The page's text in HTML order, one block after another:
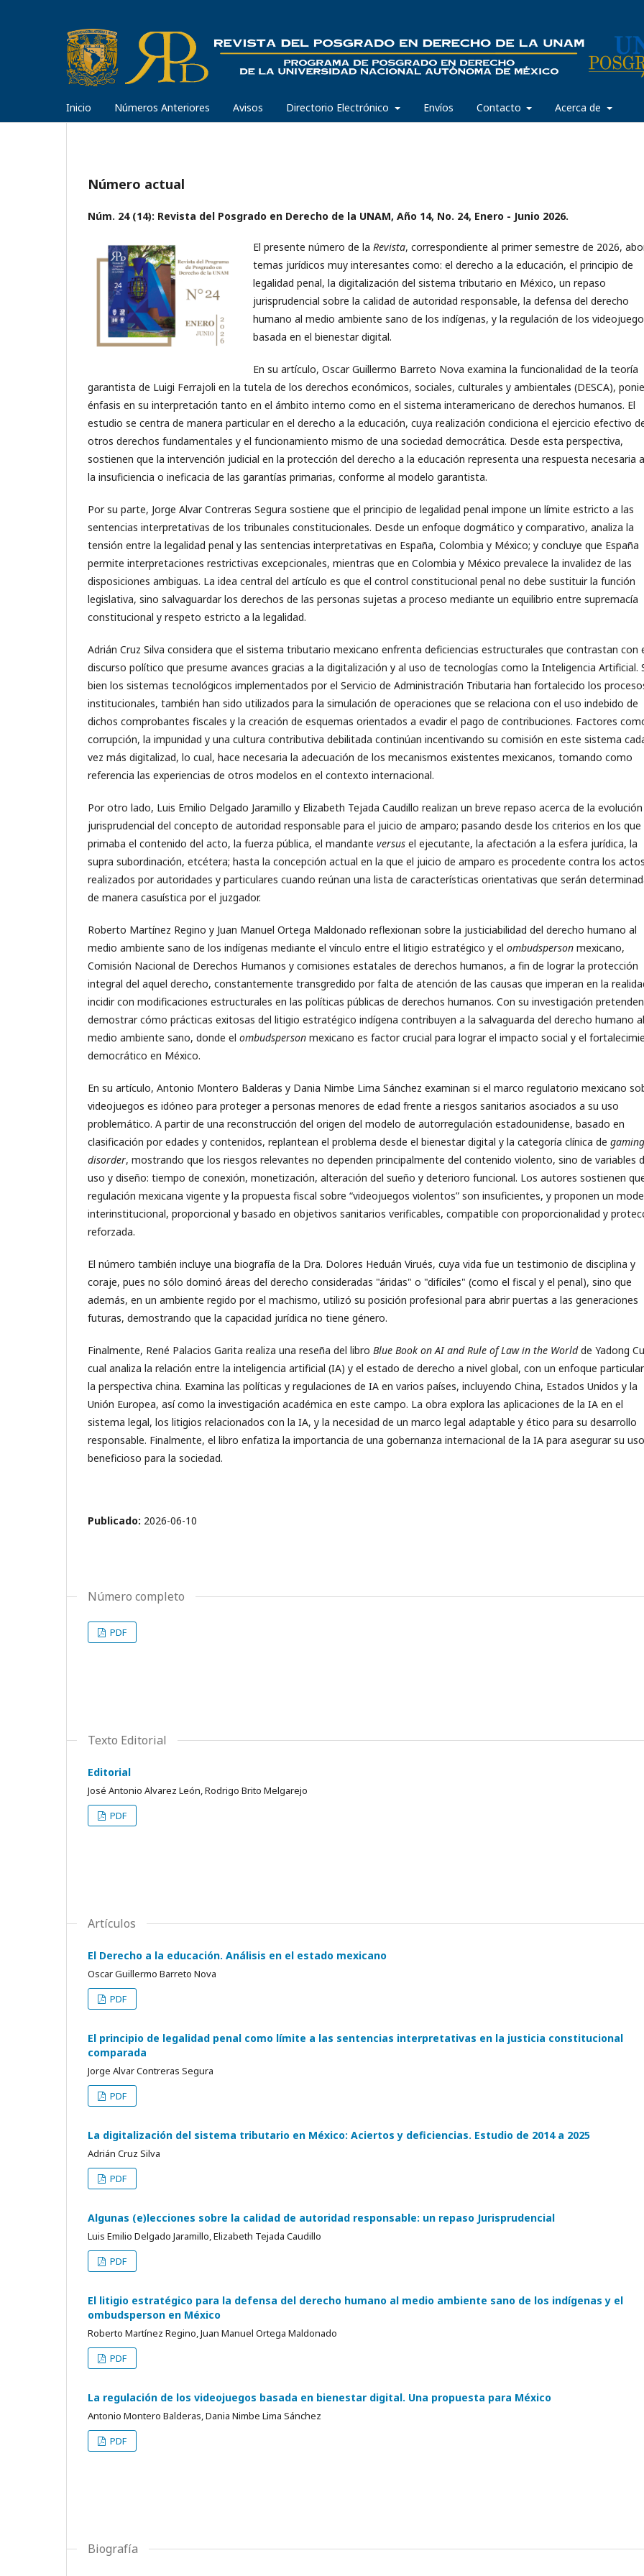
Inicio Números Anteriores Avisos Directorio Electrónico Envíos Contacto Acerca de
Número actual
Núm. 24 (14): Revista del Posgrado en Derecho de la UNAM, Año 14, No. 24, Enero - Junio 2026.
El presente número de la Revista, correspondiente al primer semestre de 2026,
temas jurídicos muy interesantes como: el derecho a la educación, el principio de
legalidad penal, la digitalización del sistema tributario en México, un repaso
jurisprudencial sobre la calidad de autoridad responsable, la defensa del derecho
humano al medio ambiente sano de los indígenas, y la regulación de los
basada en el bienestar digital.
En su artículo, Oscar Guillermo Barreto Nova examina la funcionalidad de la teoría
garantista de Luigi Ferrajoli en la tutela de los derechos económicos, sociales, culturales y ambientales (DESCA),
énfasis en su interpretación tanto en el ámbito interno como en el sistema interamericano de derechos humanos. El
estudio se centra de manera particular en el derecho a la educación, cuya realización condiciona el ejercicio efectivo
otros derechos fundamentales y el funcionamiento mismo de una sociedad democrática. Desde esta perspectiva,
sostienen que la intervención judicial en la protección del derecho a la educación representa una respuesta necesaria
la insuficiencia o ineficacia de las garantías primarias, conforme al modelo garantista.
Por su parte, Jorge Alvar Contreras Segura sostiene que el principio de legalidad penal impone un límite estricto a las
sentencias interpretativas de los tribunales constitucionales. Desde un enfoque dogmático y comparativo, analiza la
tensión entre la legalidad penal y las sentencias interpretativas en España, Colombia y México; y concluye que España
permite interpretaciones restrictivas excepcionales, mientras que en Colombia y México prevalece la invalidez de las
disposiciones ambiguas. La idea central del artículo es que el control constitucional penal no debe sustituir la función
legislativa, sino salvaguardar los derechos de las personas sujetas a proceso mediante un equilibrio entre supremacía
constitucional y respeto estricto a la legalidad.
Adrián Cruz Silva considera que el sistema tributario mexicano enfrenta deficiencias estructurales que contrastan con
discurso político que presume avances gracias a la digitalización y al uso de tecnologías como la Inteligencia Artificial.
bien los sistemas tecnológicos implementados por el Servicio de Administración Tributaria han fortalecido los
institucionales, también han sido utilizados para la simulación de operaciones que se relaciona con el uso indebido de
dichos comprobantes fiscales y la creación de esquemas orientados a evadir el pago de contribuciones. Factores
corrupción, la impunidad y una cultura contributiva debilitada continúan incentivando su comisión en este sistema
vez más digitalizad, lo cual, hace necesaria la adecuación de los mecanismos existentes mexicanos, tomando como
referencia las experiencias de otros modelos en el contexto internacional.
Por otro lado, Luis Emilio Delgado Jaramillo y Elizabeth Tejada Caudillo realizan un breve repaso acerca de la evolución
jurisprudencial del concepto de autoridad responsable para el juicio de amparo; pasando desde los criterios en los que
primaba el contenido del acto, la fuerza pública, el mandante versus el ejecutante, la afectación a la esfera jurídica, la
supra subordinación, etcétera; hasta la concepción actual en la que el juicio de amparo es procedente contra los
realizados por autoridades y particulares cuando reúnan una lista de características orientativas que serán
de manera casuística por el juzgador.
Roberto Martínez Regino y Juan Manuel Ortega Maldonado reflexionan sobre la justiciabilidad del derecho humano al
medio ambiente sano de los indígenas mediante el vínculo entre el litigio estratégico y el ombudsperson mexicano,
Comisión Nacional de Derechos Humanos y comisiones estatales de derechos humanos, a fin de lograr la protección
integral del aquel derecho, constantemente transgredido por falta de atención de las causas que imperan en la
incidir con modificaciones estructurales en las políticas públicas de derechos humanos. Con su investigación pretenden
demostrar cómo prácticas exitosas del litigio estratégico indígena contribuyen a la salvaguarda del derecho humano al
medio ambiente sano, donde el ombudsperson mexicano es factor crucial para lograr el impacto social y el
democrático en México.
En su artículo, Antonio Montero Balderas y Dania Nimbe Lima Sánchez examinan si el marco regulatorio mexicano
videojuegos es idóneo para proteger a personas menores de edad frente a riesgos sanitarios asociados a su uso
problemático. A partir de una reconstrucción del origen del modelo de autorregulación estadounidense, basado en
clasificación por edades y contenidos, replantean el problema desde el bienestar digital y la categoría clínica de gaming
disorder, mostrando que los riesgos relevantes no dependen principalmente del contenido violento, sino de variables
uso y diseño: tiempo de conexión, monetización, alteración del sueño y deterioro funcional. Los autores sostienen
regulación mexicana vigente y la propuesta fiscal sobre “videojuegos violentos” son insuficientes, y proponen un
interinstitucional, proporcional y basado en objetivos sanitarios verificables, compatible con proporcionalidad y
reforzada.
El número también incluye una biografía de la Dra. Dolores Heduán Virués, cuya vida fue un testimonio de disciplina y
coraje, pues no sólo dominó áreas del derecho consideradas "áridas" o "difíciles" (como el fiscal y el penal), sino que
además, en un ambiente regido por el machismo, utilizó su posición profesional para abrir puertas a las generaciones
futuras, demostrando que la capacidad jurídica no tiene género.
Finalmente, René Palacios Garita realiza una reseña del libro Blue Book on AI and Rule of Law in the Worldde Yadong
cual analiza la relación entre la inteligencia artificial (IA) y el estado de derecho a nivel global, con un enfoque
la perspectiva china. Examina las políticas y regulaciones de IA en varios países, incluyendo China, Estados Unidos y la
Unión Europea, así como la investigación académica en este campo. La obra explora las aplicaciones de la IA en el
sistema legal, los litigios relacionados con la IA, y la necesidad de un marco legal adaptable y ético para su desarrollo
responsable. Finalmente, el libro enfatiza la importancia de una gobernanza internacional de la IA para asegurar su uso
beneficioso para la sociedad.
Publicado: 2026-06-10
Número completo
PDF
Texto Editorial
Editorial
José Antonio Alvarez León, Rodrigo Brito Melgarejo
PDF
Artículos
El Derecho a la educación. Análisis en el estado mexicano
Oscar Guillermo Barreto Nova
PDF
El principio de legalidad penal como límite a las sentencias interpretativas en la justicia constitucional
comparada
Jorge Alvar Contreras Segura
PDF
La digitalización del sistema tributario en México: Aciertos y deficiencias. Estudio de 2014 a 2025
Adrián Cruz Silva
PDF
Algunas (e)lecciones sobre la calidad de autoridad responsable: un repaso Jurisprudencial
Luis Emilio Delgado Jaramillo, Elizabeth Tejada Caudillo
PDF
El litigio estratégico para la defensa del derecho humano al medio ambiente sano de los indígenas y el
ombudsperson en México
Roberto Martínez Regino, Juan Manuel Ortega Maldonado
PDF
La regulación de los videojuegos basada en bienestar digital. Una propuesta para México
Antonio Montero Balderas, Dania Nimbe Lima Sánchez
PDF
Biografía